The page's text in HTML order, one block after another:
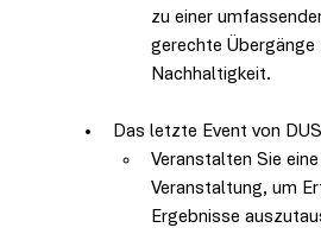
zu einer
gerechte Übergänge
Nachhaltigkeit.
Das letzte Event von
Veranstalten Sie
Veranstaltung, um
Ergebnisse